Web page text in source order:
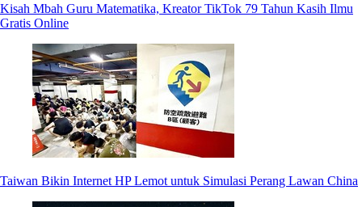
Kisah Mbah Guru Matematika, Kreator TikTok 79 Tahun Kasih Ilmu
Gratis Online
Taiwan Bikin Internet HP Lemot untuk Simulasi Perang Lawan China